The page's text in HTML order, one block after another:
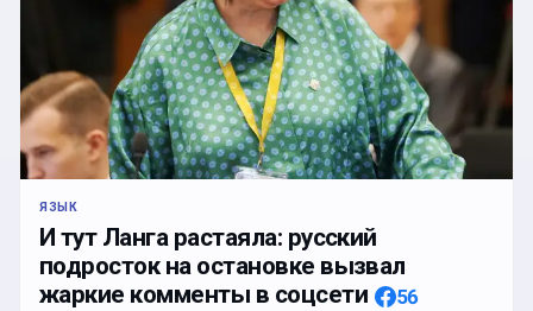
ЯЗЫК
И тут Ланга растаяла: русский
подросток на остановке вызвал
жаркие комменты в соцсети
56